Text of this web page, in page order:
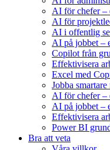
AI för chefer –
AI för
AI i offentlig
AI på jobbet –
Copilot från
Effektivisera
Excel med
Jobba
AI för chefer –
AI på jobbet –
Effektivisera
Power BI
Bra att veta